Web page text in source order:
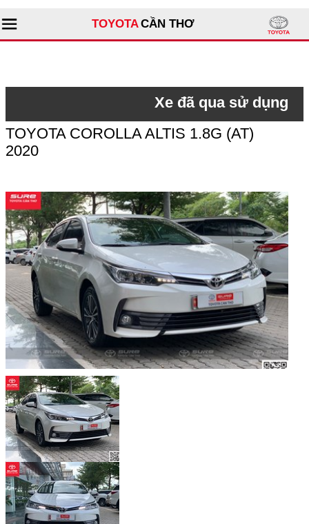
TOYOTACẦN THƠ
Sản phẩm
Tư vấn
Xe đã qua sử dụng
Xe đã qua sử dụng
TOYOTA COROLLA ALTIS 1.8G (AT)
2020